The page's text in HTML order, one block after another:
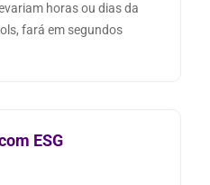
horas ou dias da
fará em segundos
ESG